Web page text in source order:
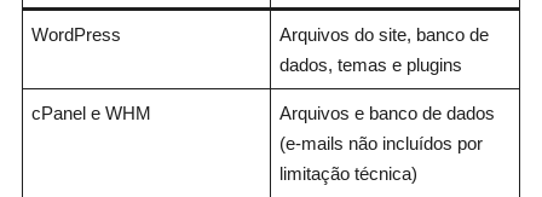
WordPress
Arquivos do site, banco de
dados, temas e plugins
cPanel e WHM
Arquivos e banco de dados
(e-mails não incluídos por
limitação técnica)